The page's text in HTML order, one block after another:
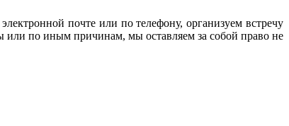
почте или по телефону, организуем встречу
или по иным причинам, мы оставляем за собой право не